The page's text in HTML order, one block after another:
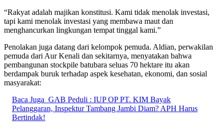
“Rakyat adalah majikan konstitusi. Kami tidak menolak investasi,
tapi kami menolak investasi yang membawa maut dan
menghancurkan lingkungan tempat tinggal kami.”
Penolakan juga datang dari kelompok pemuda. Aldian, perwakilan
pemuda dari Aur Kenali dan sekitarnya, menyatakan bahwa
pembangunan stockpile batubara seluas 70 hektare itu akan
berdampak buruk terhadap aspek kesehatan, ekonomi, dan sosial
masyarakat:
Baca Juga GAB Peduli : IUP OP PT. KIM Bayak
Pelanggaran, Inspektur Tambang Jambi Diam? APH Harus
Bertindak!